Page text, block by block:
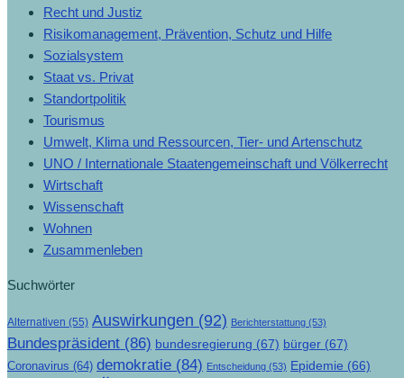
Recht und Justiz
Risikomanagement, Prävention, Schutz und Hilfe
Sozialsystem
Staat vs. Privat
Standortpolitik
Tourismus
Umwelt, Klima und Ressourcen, Tier- und Artenschutz
UNO / Internationale Staatengemeinschaft und Völkerrecht
Wirtschaft
Wissenschaft
Wohnen
Zusammenleben
Suchwörter
Alternativen (55) Auswirkungen (92) Berichterstattung (53)
Bundespräsident (86) bundesregierung (67) bürger (67)
Coronavirus (64) demokratie (84) Entscheidung (53) Epidemie (66)